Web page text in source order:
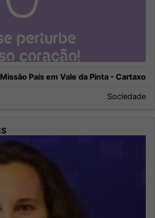
Missão País em Vale da Pinta - Cartaxo
Sociedade